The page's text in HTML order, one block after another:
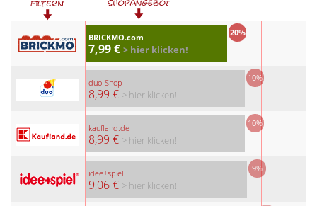
BRICKMO.com
7,99 €
20%
> hier klicken!
duo-Shop
8,99 €
10%
> hier klicken!
kaufland.de
8,99 €
10%
> hier klicken!
idee+spiel
9,06 €
9%
> hier klicken!